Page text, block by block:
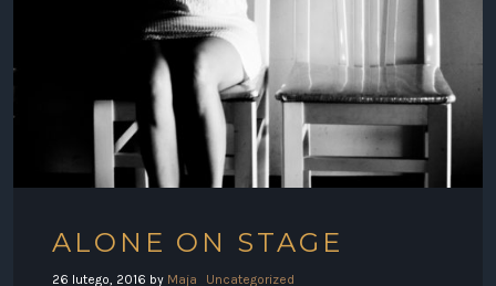
ALONE ON STAGE
26 lutego, 2016 by Maja Uncategorized